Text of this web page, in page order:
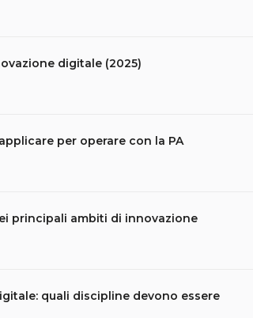
digitale (2025)
per operare con la PA
principali ambiti di innovazione
quali discipline devono essere